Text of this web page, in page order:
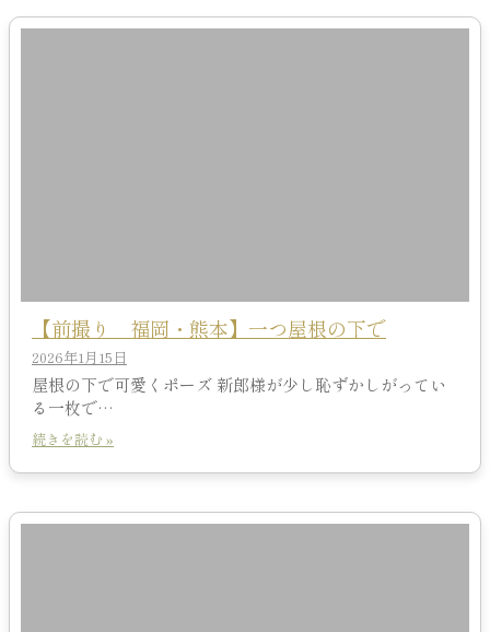
【前撮り 福岡・熊本】一つ屋根の下で
2026年1月15日
屋根の下で可愛くポーズ 新郎様が少し恥ずかしがってい
る一枚で…
続きを読む »